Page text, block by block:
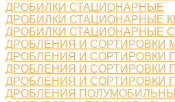
ДРОБИЛКИ СТАЦИОНАРНЫЕ
ДРОБИЛКИ СТАЦИОНАРНЫЕ
ДРОБИЛКИ СТАЦИОНАРНЫЕ
ДРОБЛЕНИЯ И СОРТИРОВКИ
ДРОБЛЕНИЯ И СОРТИРОВКИ
ДРОБЛЕНИЯ И СОРТИРОВКИ
ДРОБЛЕНИЯ И СОРТИРОВКИ
ДРОБЛЕНИЯ